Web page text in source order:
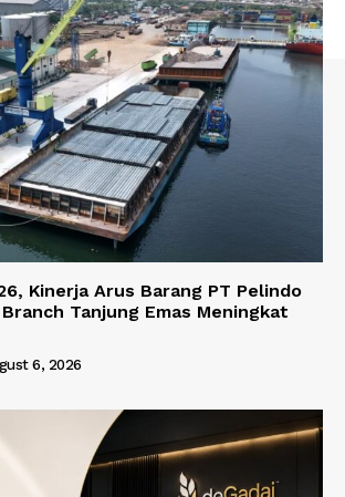
Kinerja Arus Barang PT Pelindo
Tanjung Emas Meningkat
6, 2026